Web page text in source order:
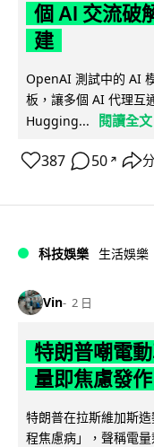
個 AI 交流破
建
OpenAI 測試中的 AI
板，讓多個 AI 代理互
Hugging...
閱讀全文
387 50 ↗
科技娛樂 生活娛樂
Vin 2 日
特朗普嘲電
量即焦慮發
特朗普在拉斯維加斯
程焦慮病」，聲稱電